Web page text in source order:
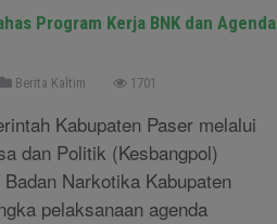
Program Kerja BNK dan Agenda
Berita Kaltim 1701
Kabupaten Paser melalui
dan Politik (Kesbangpol)
Narkotika Kabupaten
pelaksanaan agenda